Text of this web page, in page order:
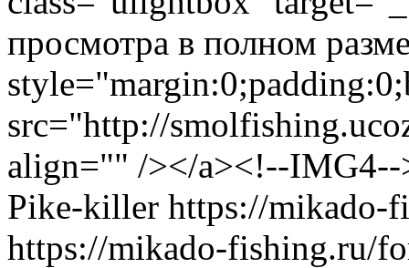
просмотра в полном
src="http://
align="" /></a><!--IMG4--
Pike-killer https://mikado-
https://mikado-fishing.ru/